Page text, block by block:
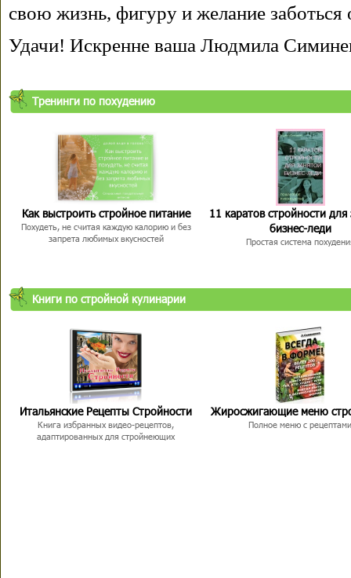
свою жизнь, фигуру и желание заботься
Удачи! Искренне ваша Людмила
Тренинги по похудению
Как выстроить стройное питание
Похудеть, не считая каждую калорию и без
запрета любимых вкусностей
11 каратов стройности для
бизнес-леди
Простая система
Книги по стройной кулинарии
Итальянские Рецепты Стройности
Книга избранных видео-рецептов,
адаптированных для стройнеющих
Жиросжигающие меню
Полное меню с рецептами